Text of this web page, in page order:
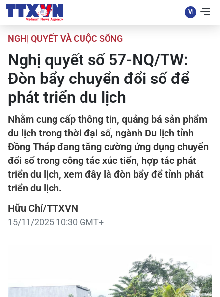
NGHỊ QUYẾT VÀ CUỘC SỐNG
Nghị quyết số 57-NQ/TW:
Đòn bẩy chuyển đổi số để
phát triển du lịch
Nhằm cung cấp thông tin, quảng bá sản phẩm
du lịch trong thời đại số, ngành Du lịch tỉnh
Đồng Tháp đang tăng cường ứng dụng chuyển
đổi số trong công tác xúc tiến, hợp tác phát
triển du lịch, xem đây là đòn bẩy để tỉnh phát
triển du lịch.
Hữu Chí/TTXVN
15/11/2025 10:30 GMT+